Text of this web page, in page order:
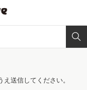
送信してください。